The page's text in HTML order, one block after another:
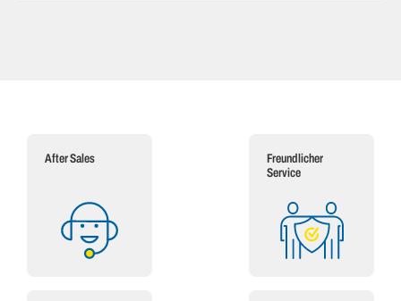
After Sales
Freundlicher
Service